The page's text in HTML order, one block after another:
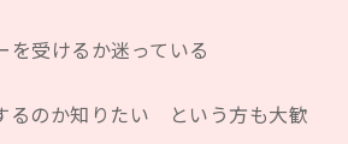
を受けるか迷っている
るのか知りたい という方も大歓